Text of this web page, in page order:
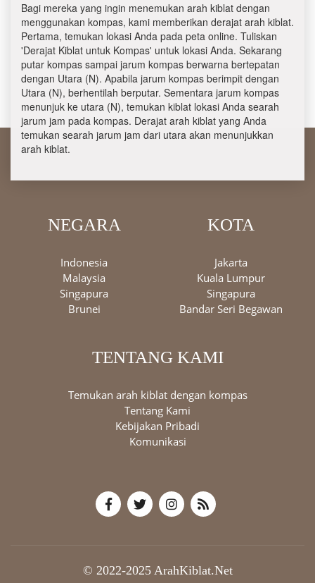
Bagi mereka yang ingin menemukan arah kiblat dengan
menggunakan kompas, kami memberikan derajat arah kiblat.
Pertama, temukan lokasi Anda pada peta online. Tuliskan
'Derajat Kiblat untuk Kompas' untuk lokasi Anda. Sekarang
putar kompas sampai jarum kompas berwarna bertepatan
dengan Utara (N). Apabila jarum kompas berimpit dengan
Utara (N), berhentilah berputar. Sementara jarum kompas
menunjuk ke utara (N), temukan kiblat lokasi Anda searah
jarum jam pada kompas. Derajat arah kiblat yang Anda
temukan searah jarum jam dari utara akan menunjukkan
arah kiblat.
NEGARA
Indonesia
Malaysia
Singapura
Brunei
KOTA
Jakarta
Kuala Lumpur
Singapura
Bandar Seri Begawan
TENTANG KAMI
Temukan arah kiblat dengan kompas
Tentang Kami
Kebijakan Pribadi
Komunikasi
© 2022-2025 ArahKiblat.Net